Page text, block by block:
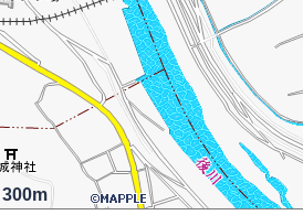
300m